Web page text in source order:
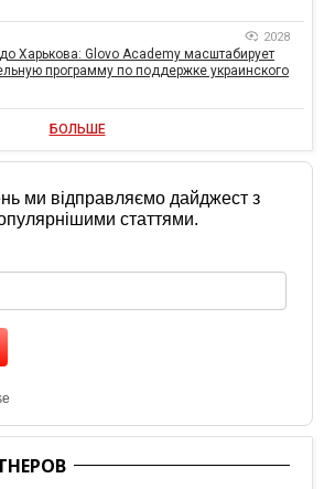
2028
Харькова: Glovo Academy масштабирует
программу по поддержке украинского
БОЛЬШЕ
ми відправляємо дайджест з
статтями.